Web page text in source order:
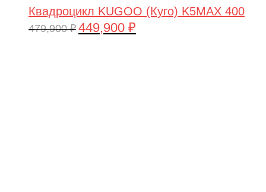
Квадроцикл KUGOO (Куго) K5MAX 400
479,900₽ Первоначальная
449,900 ₽